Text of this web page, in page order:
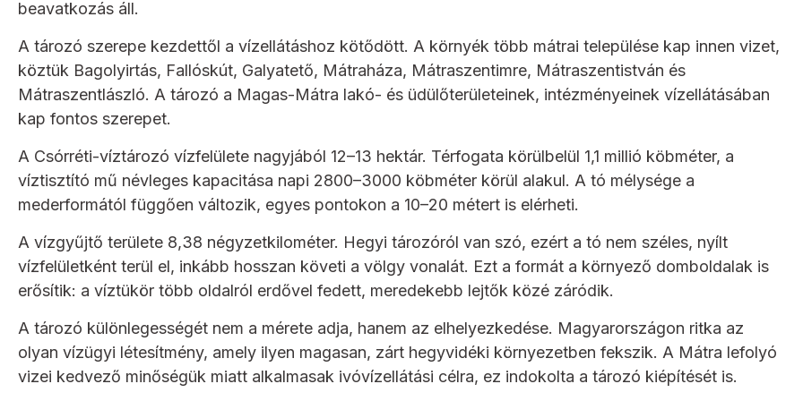
beavatkozás áll.
A tározó szerepe kezdettől a vízellátáshoz kötődött. A környék több mátrai települése kap innen vizet,
köztük Bagolyirtás, Fallóskút, Galyatető, Mátraháza, Mátraszentimre, Mátraszentistván és
Mátraszentlászló. A tározó a Magas-Mátra lakó- és üdülőterületeinek, intézményeinek vízellátásában
kap fontos szerepet.
A Csórréti-víztározó vízfelülete nagyjából 12–13 hektár. Térfogata körülbelül 1,1 millió köbméter, a
víztisztító mű névleges kapacitása napi 2800–3000 köbméter körül alakul. A tó mélysége a
mederformától függően változik, egyes pontokon a 10–20 métert is elérheti.
A vízgyűjtő területe 8,38 négyzetkilométer. Hegyi tározóról van szó, ezért a tó nem széles, nyílt
vízfelületként terül el, inkább hosszan követi a völgy vonalát. Ezt a formát a környező domboldalak is
erősítik: a víztükör több oldalról erdővel fedett, meredekebb lejtők közé záródik.
A tározó különlegességét nem a mérete adja, hanem az elhelyezkedése. Magyarországon ritka az
olyan vízügyi létesítmény, amely ilyen magasan, zárt hegyvidéki környezetben fekszik. A Mátra lefolyó
vizei kedvező minőségük miatt alkalmasak ivóvízellátási célra, ez indokolta a tározó kiépítését is.